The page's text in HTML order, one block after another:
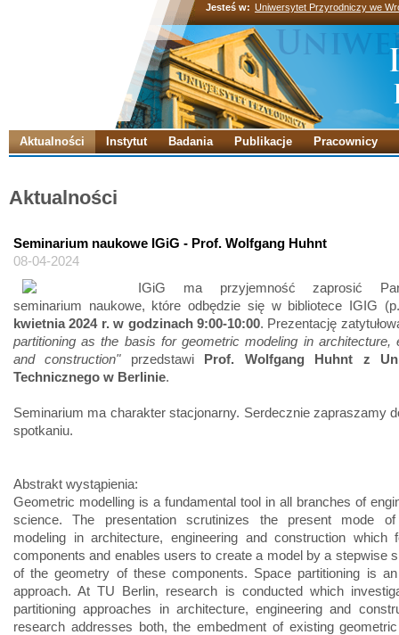
Jesteś w: Uniwersytet Przyrodniczy we
Aktualności Instytut Badania Publikacje Pracownicy
Aktualności
Seminarium naukowe IGiG - Prof. Wolfgang Huhnt
08-04-2024
IGiG ma przyjemność zaprosić
seminarium naukowe, które odbędzie się w bibliotece IGIG
kwietnia 2024 r. w godzinach 9:00-10:00. Prezentację
partitioning as the basis for geometric modeling in architecture,
and construction"przedstawi Prof. Wolfgang Huhnt z
Technicznego w Berlinie.
Seminarium ma charakter stacjonarny. Serdecznie zapraszamy
spotkaniu.
Abstrakt wystąpienia:
Geometric modelling is a fundamental tool in all branches of
science. The presentation scrutinizes the present mode of
modeling in architecture, engineering and construction which
components and enables users to create a model by a stepwise
of the geometry of these components. Space partitioning is an
approach. At TU Berlin, research is conducted which
partitioning approaches in architecture, engineering and
research addresses both, the embedment of existing